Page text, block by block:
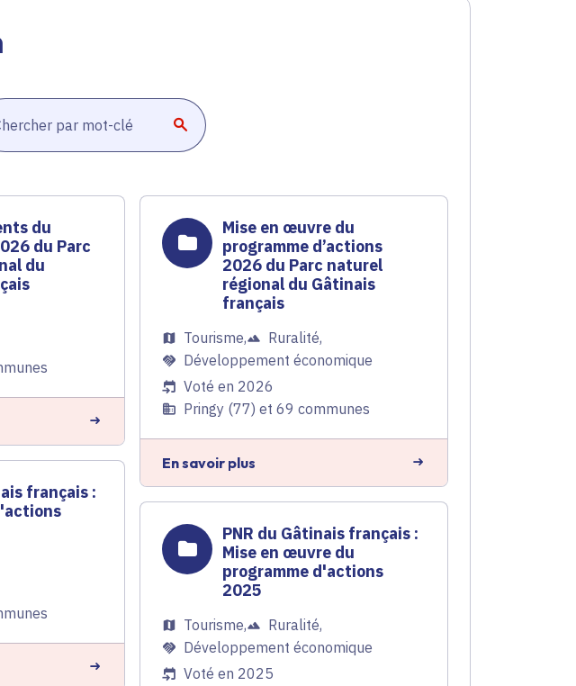
par mot-clé
du
du Parc
du
Mise en œuvre du
programme d’actions
2026 du Parc naturel
régional du Gâtinais
français
Tourisme, Ruralité,
Développement économique
Voté en 2026
Pringy (77) et 69 communes
En savoir plus
français :
PNR du Gâtinais français :
Mise en œuvre du
programme d'actions
2025
Tourisme, Ruralité,
Développement économique
Voté en 2025